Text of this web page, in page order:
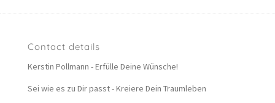
Contact details
Kerstin Pollmann - Erfülle Deine Wünsche!
Sei wie es zu Dir passt - Kreiere Dein Traumleben